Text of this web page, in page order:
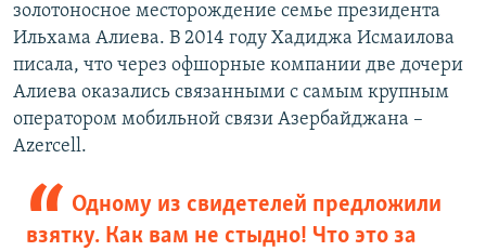
золотоносное месторождение семье президента
Ильхама Алиева. В 2014 году Хадиджа Исмаилова
писала, что через офшорные компании две дочери
Алиева оказались связанными с самым крупным
оператором мобильной связи Азербайджана –
Azercell.
Одному из свидетелей предложили
взятку. Как вам не стыдно! Что это за